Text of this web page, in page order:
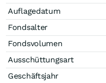
Auflagedatum
Fondsalter
Fondsvolumen
Ausschüttungsart
Geschäftsjahr